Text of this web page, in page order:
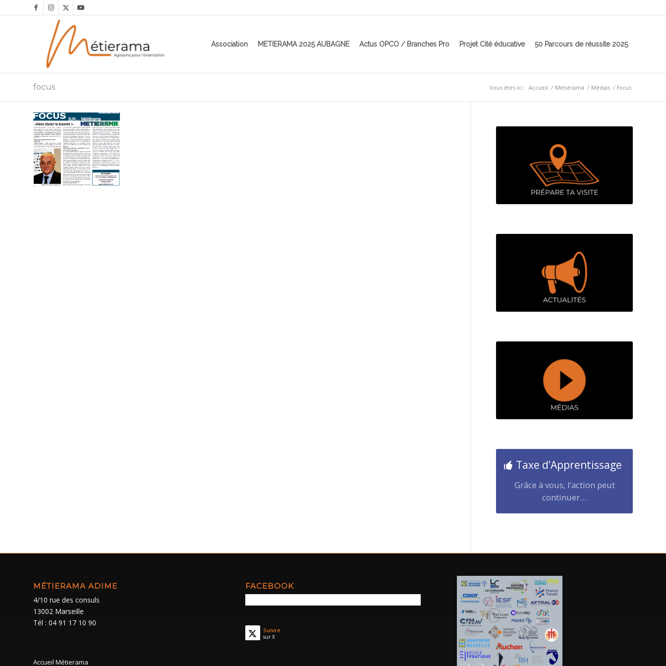
Association METIERAMA 2025 AUBAGNE Actus OPCO / Branches Pro Projet Cité éducative 50 Parcours de réussite 2025
focus Vous êtes ici : Accueil / Métiérama / Médias / focus
Taxe d’Apprentissage
Grâce à vous, l’action peut
continuer…
MÉTIERAMA ADIME
4/10 rue des consuls
13002 Marseille
Tél : 04 91 17 10 90
Accueil Métierama
FACEBOOK
Suivre
sur X